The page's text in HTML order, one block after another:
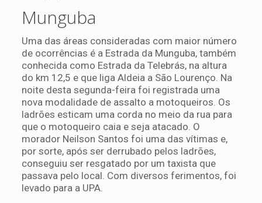
Munguba
Uma das áreas consideradas com maior número
de ocorrências é a Estrada da Munguba, também
conhecida como Estrada da Telebrás, na altura
do km 12,5 e que liga Aldeia a São Lourenço. Na
noite desta segunda-feira foi registrada uma
nova modalidade de assalto a motoqueiros. Os
ladrões esticam uma corda no meio da rua para
que o motoqueiro caia e seja atacado. O
morador Neilson Santos foi uma das vítimas e,
por sorte, após ser derrubado pelos ladrões,
conseguiu ser resgatado por um taxista que
passava pelo local. Com diversos ferimentos, foi
levado para a UPA.